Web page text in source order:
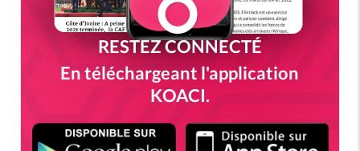
RESTEZ CONNECTÉ
En téléchargeant l'application
KOACI.